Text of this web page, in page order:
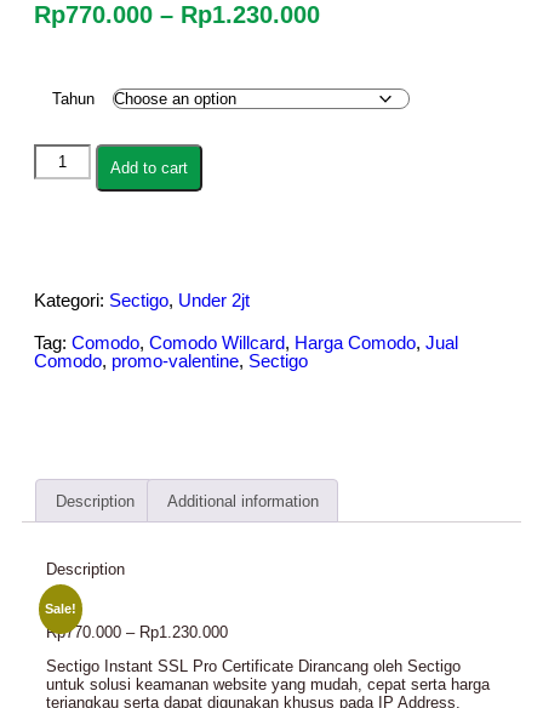
Rp770.000 – Rp1.230.000
Tahun
Add to cart
Kategori: Sectigo, Under 2jt
Tag: Comodo, Comodo Willcard, Harga Comodo, Jual
Comodo, promo-valentine, Sectigo
Description Additional information
Description
Sale!
Rp770.000 – Rp1.230.000
Sectigo Instant SSL Pro Certificate Dirancang oleh Sectigo
untuk solusi keamanan website yang mudah, cepat serta harga
terjangkau serta dapat digunakan khusus pada IP Address.